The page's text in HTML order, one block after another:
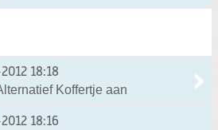
18:18
Koffertje aan
18:16